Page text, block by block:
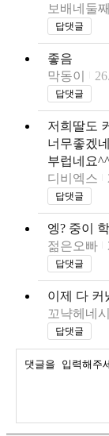
보배네둘
답댓글
좋음
막동이
답댓글
저희딸도
너무좋겠
부럽네요
디비엑스
답댓글
엥? 중이
젊은오빠
답댓글
이제 다 커
꼬냑헤네시
답댓글